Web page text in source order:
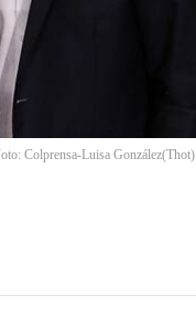
Colprensa-Luisa González(Thot)